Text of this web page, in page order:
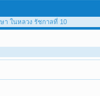
า ในหลวง รัชกาลที่ 10